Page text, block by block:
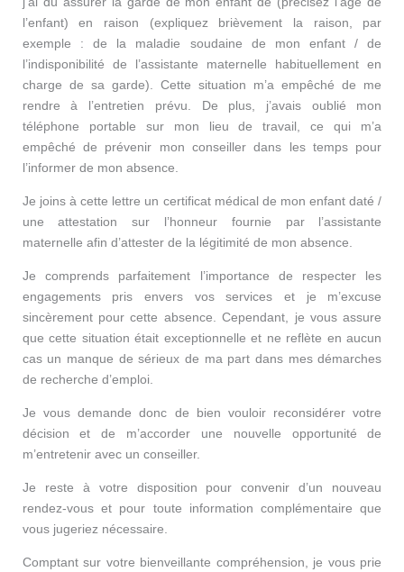
l’enfant) en raison (expliquez brièvement la raison, par
exemple : de la maladie soudaine de mon enfant / de
l’indisponibilité de l’assistante maternelle habituellement en
charge de sa garde). Cette situation m’a empêché de me
rendre à l’entretien prévu. De plus, j’avais oublié mon
téléphone portable sur mon lieu de travail, ce qui m’a
empêché de prévenir mon conseiller dans les temps pour
l’informer de mon absence.
Je joins à cette lettre un certificat médical de mon enfant daté /
une attestation sur l’honneur fournie par l’assistante
maternelle afin d’attester de la légitimité de mon absence.
Je comprends parfaitement l’importance de respecter les
engagements pris envers vos services et je m’excuse
sincèrement pour cette absence. Cependant, je vous assure
que cette situation était exceptionnelle et ne reflète en aucun
cas un manque de sérieux de ma part dans mes démarches
de recherche d’emploi.
Je vous demande donc de bien vouloir reconsidérer votre
décision et de m’accorder une nouvelle opportunité de
m’entretenir avec un conseiller.
Je reste à votre disposition pour convenir d’un nouveau
rendez-vous et pour toute information complémentaire que
vous jugeriez nécessaire.
Comptant sur votre bienveillante compréhension, je vous prie